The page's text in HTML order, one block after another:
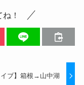
！
イブ】箱根→山中湖